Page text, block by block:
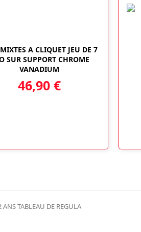
A CLIQUET JEU DE 7
SUR SUPPORT CHROME
VANADIUM
46,90 €
TABLEAU DE REGULA